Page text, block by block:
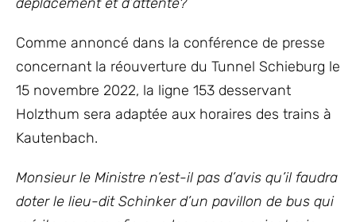
Comme annoncé dans la conférence de presse
concernant la réouverture du Tunnel Schieburg le
15 novembre 2022, la ligne 153 desservant
Holzthum sera adaptée aux horaires des trains à
Kautenbach.
Monsieur le Ministre n’est-il pas d’avis qu’il faudra
doter le lieu-dit Schinker d’un pavillon de bus qui